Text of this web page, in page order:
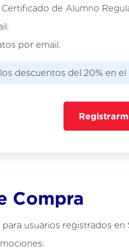
de Alumno
por email.
descuentos del 20% en
Compra
para usuarios registrados en